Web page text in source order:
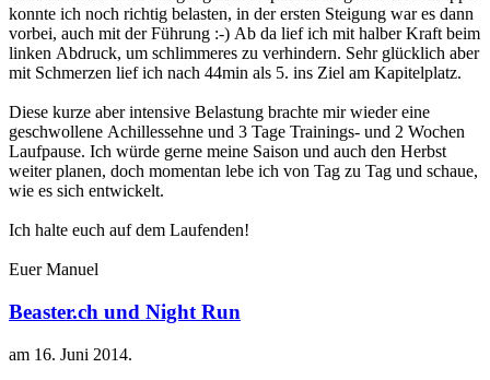
konnte ich noch richtig belasten, in der ersten Steigung war es dann
vorbei, auch mit der Führung :-) Ab da lief ich mit halber Kraft beim
linken Abdruck, um schlimmeres zu verhindern. Sehr glücklich aber
mit Schmerzen lief ich nach 44min als 5. ins Ziel am Kapitelplatz.
Diese kurze aber intensive Belastung brachte mir wieder eine
geschwollene Achillessehne und 3 Tage Trainings- und 2 Wochen
Laufpause. Ich würde gerne meine Saison und auch den Herbst
weiter planen, doch momentan lebe ich von Tag zu Tag und schaue,
wie es sich entwickelt.
Ich halte euch auf dem Laufenden!
Euer Manuel
Beaster.ch und Night Run
am 16. Juni 2014.